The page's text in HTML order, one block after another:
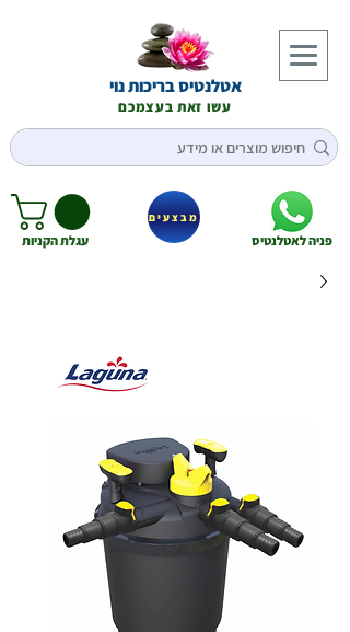
אטלנטיס בריכות נוי
עשו זאת בעצמכם
פניה לאטלנטיס עגלת הקניות
מבצעים